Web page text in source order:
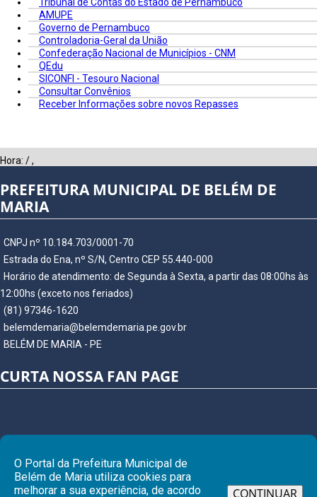
Tribunal de Contas do Estado de Pernambuco
AMUPE
Governo de Pernambuco
Controladoria-Geral da União
Confederação Nacional de Municípios - CNM
QEdu
SICONFI - Tesouro Nacional
Consultar Convênios
Receber Informações sobre novos Repasses
Hora: /,
PREFEITURA MUNICIPAL DE BELÉM DE
MARIA
CNPJ nº 10.184.703/0001-70
Estrada do Ena, nº S/N, Centro CEP 55.440-000
Horário de atendimento: de Segunda à Sexta, a partir das 08:00hs às
12:00hs (exceto nos feriados)
(81) 97346-1620
belemdemaria@belemdemaria.pe.gov.br
BELÉM DE MARIA - PE
CURTA NOSSA FAN PAGE
O Portal da Prefeitura Municipal de
Belém de Maria utiliza cookies para
melhorar a sua experiência, de acordo
CONTINUAR